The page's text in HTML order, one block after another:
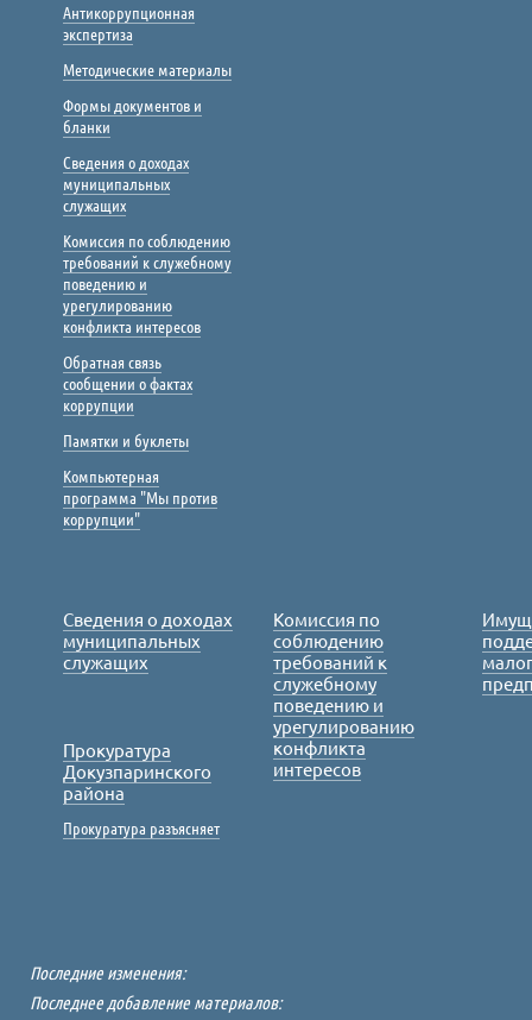
Антикоррупционная
экспертиза
Методические материалы
Формы документов и
бланки
Сведения о доходах
муниципальных
служащих
Комиссия по соблюдению
требований к служебному
поведению и
урегулированию
конфликта интересов
Обратная связь
сообщении о фактах
коррупции
Памятки и буклеты
Компьютерная
программа "Мы против
коррупции"
Сведения о доходах
муниципальных
служащих
Комиссия по
соблюдению
требований к
служебному
поведению и
урегулированию
конфликта
интересов
Прокуратура
Докузпаринского
района
Прокуратура разъясняет
Последние изменения:
Последнее добавление материалов: